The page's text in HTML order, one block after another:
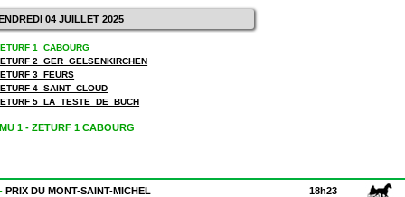
04 JUILLET 2025
1_CABOURG
2_GER_GELSENKIRCHEN
3_FEURS
4_SAINT_CLOUD
5_LA_TESTE_DE_BUCH
1 - ZETURF 1 CABOURG
-PRIX DU MONT-SAINT-MICHEL 18h23